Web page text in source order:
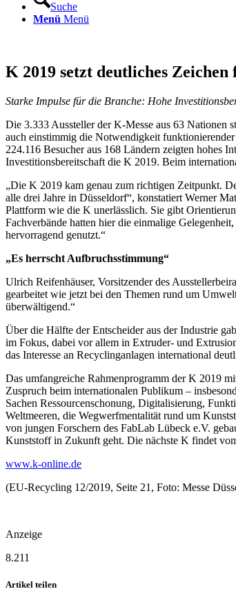
Suche
Menü Menü
K 2019 setzt deutliches
Starke Impulse für die Branche: Hohe
Die 3.333 Aussteller der K-Messe aus 63 Nationen
auch einstimmig die Notwendigkeit
224.116 Besucher aus 168 Ländern zeigten hohes
Investitionsbereitschaft die K 2019. Beim
„Die K 2019 kam genau zum richtigen Zeitpunkt.
alle drei Jahre in Düsseldorf“, konstatiert Werner
Plattform wie die K unerlässlich. Sie gibt
Fachverbände hatten hier die einmalige
hervorragend genutzt.“
„Es herrscht Aufbruchsstimmung“
Ulrich Reifenhäuser, Vorsitzender des
gearbeitet wie jetzt bei den Themen rund um
überwältigend.“
Über die Hälfte der Entscheider aus der Industrie
im Fokus, dabei vor allem in Extruder- und
das Interesse an Recyclinganlagen international
Das umfangreiche Rahmenprogramm der K 2019
Zuspruch beim internationalen Publikum –
Sachen Ressourcenschonung, Digitalisierung,
Weltmeeren, die Wegwerfmentalität rund um
von jungen Forschern des FabLab Lübeck e.V.
Kunststoff in Zukunft geht. Die nächste K findet
www.k-online.de
(EU-Recycling 12/2019, Seite 21, Foto: Messe
Anzeige
8.211
Artikel teilen